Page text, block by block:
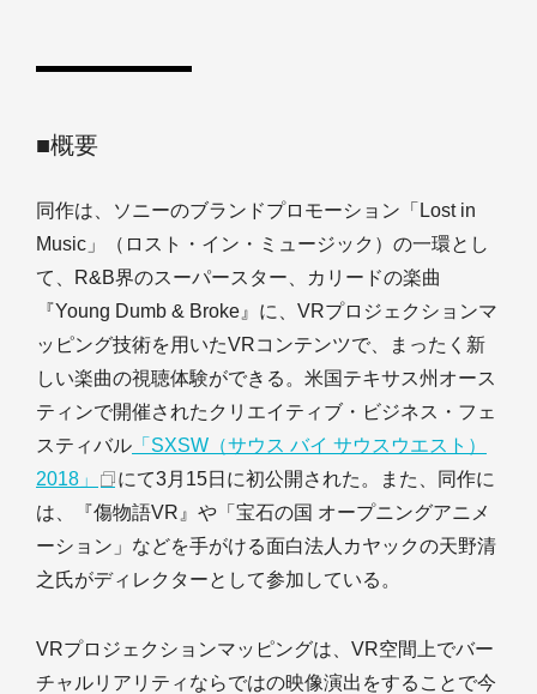
■概要
同作は、ソニーのブランドプロモーション「Lost in
Music」（ロスト・イン・ミュージック）の一環とし
て、R&B界のスーパースター、カリードの楽曲
『Young Dumb & Broke』に、VRプロジェクションマ
ッピング技術を用いたVRコンテンツで、まったく新
しい楽曲の視聴体験ができる。米国テキサス州オース
ティンで開催されたクリエイティブ・ビジネス・フェ
スティバル 「SXSW（サウス バイ サウスウエスト）
2018」
にて3月15日に初公開された。また、同作に
は、『傷物語VR』や「宝石の国 オープニングアニメ
ーション」などを手がける面白法人カヤックの天野清
之氏がディレクターとして参加している。
VRプロジェクションマッピングは、VR空間上でバー
チャルリアリティならではの映像演出をすることで今